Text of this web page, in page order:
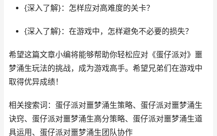
{深入了解}：怎样应对高难度的关卡？
{深入了解}：在游戏中，怎样避免不必要的损失？
希望这篇文章小编将能够帮助你轻松应对《蛋仔派对》噩
梦涌生玩法的挑战，成为游戏高手。希望兄弟们在游戏中
取得优异成绩！
相关搜索词：蛋仔派对噩梦涌生策略、蛋仔派对噩梦涌生
诀窍、蛋仔派对噩梦涌生高分策略、蛋仔派对噩梦涌生道
具运用、蛋仔派对噩梦涌生团队协作